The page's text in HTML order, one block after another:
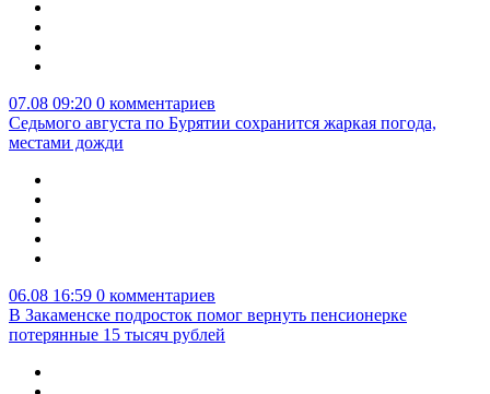
07.08 09:20 0 комментариев
Седьмого августа по Бурятии сохранится жаркая погода,
местами дожди
06.08 16:59 0 комментариев
В Закаменске подросток помог вернуть пенсионерке
потерянные 15 тысяч рублей